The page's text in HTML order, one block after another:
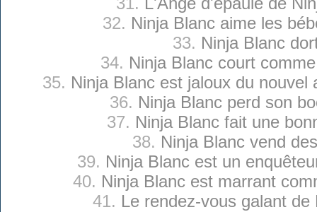
32. Ninja Blanc aime les
33. Ninja Blanc
34. Ninja Blanc court
35. Ninja Blanc est jaloux du nouvel
36. Ninja Blanc perd son
37. Ninja Blanc fait une
38. Ninja Blanc vend
39. Ninja Blanc est un
40. Ninja Blanc est marrant
41. Le rendez-vous galant de